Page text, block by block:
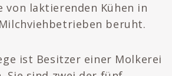
von laktierenden Kühen in
beruht.
ist Besitzer einer Molkerei